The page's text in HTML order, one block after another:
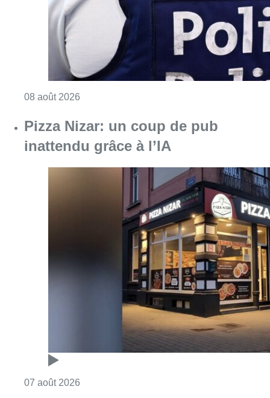
08 août 2026
Pizza Nizar: un coup de pub
inattendu grâce à l’IA
07 août 2026